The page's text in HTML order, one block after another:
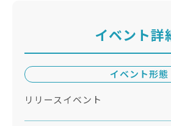
イベント詳
イベント形態
リリースイベント